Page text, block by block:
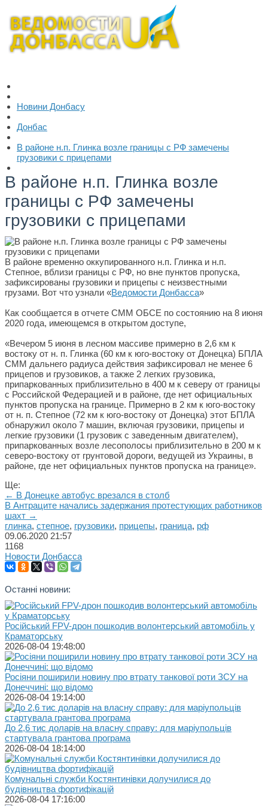
Новини Донбасу
Донбас
В районе н.п. Глинка возле границы с РФ замечены
грузовики с прицепами
В районе н.п. Глинка возле
границы с РФ замечены
грузовики с прицепами
В районе временно оккупированного н.п. Глинка и н.п.
Степное, вблизи границы с РФ, но вне пунктов пропуска,
зафиксированы грузовики и прицепы с неизвестными
грузами. Вот что узнали «Ведомости Донбасса»
Как сообщается в отчете СММ ОБСЕ по состоянию на 8 июня
2020 года, имеющемся в открытом доступе,
«Вечером 5 июня в лесном массиве примерно в 2,6 км к
востоку от н. п. Глинка (60 км к юго-востоку от Донецка) БПЛА
СММ дальнего радиуса действия зафиксировал не менее 6
прицепов и грузовиков, а также 2 легких грузовика,
припаркованных приблизительно в 400 м к северу от границы
с Российской Федерацией и в районе, где нет официальных
пунктов пропуска на границе. Примерно в 2 км к юго-востоку
от н. п. Степное (72 км к юго-востоку от Донецка) этот БПЛА
обнаружил около 7 машин, включая грузовики, прицепы и
легкие грузовики (1 грузовик с заведенным двигателем),
припаркованных возле лесополосы приблизительно в 200 м к
северо-востоку от грунтовой дороги, ведущей из Украины, в
районе, где нет официальных пунктов пропуска на границе».
Ще:
← В Донецке автобус врезался в столб
В Антраците начались задержания протестующих работников
шахт →
глинка, степное, грузовики, прицепы, граница, рф
09.06.2020 21:57
1168
Новости Донбасса
Останні новини:
Російський FPV-дрон пошкодив волонтерський автомобіль у
Краматорську
2026-08-04 19:48:00
Росіяни поширили новину про втрату танкової роти ЗСУ на
Донеччині: що відомо
2026-08-04 19:14:00
До 2,6 тис доларів на власну справу: для маріупольців
стартувала грантова програма
2026-08-04 18:14:00
Комунальні служби Костянтинівки долучилися до
будівництва фортифікацій
2026-08-04 17:16:00